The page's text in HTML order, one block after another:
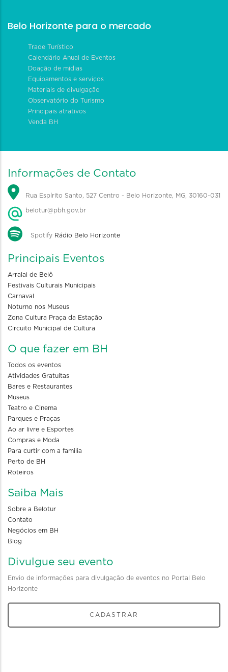
Belo Horizonte para o mercado
Trade Turístico
Calendário Anual de Eventos
Doação de mídias
Equipamentos e serviços
Materiais de divulgação
Observatório do Turismo
Principais atrativos
Venda BH
Informações de Contato
Rua Espírito Santo, 527 Centro - Belo Horizonte, MG, 30160-031
belotur@pbh.gov.br
Spotify Rádio Belo Horizonte
Principais Eventos
Arraial de Belô
Festivais Culturais Municipais
Carnaval
Noturno nos Museus
Zona Cultura Praça da Estação
Circuito Municipal de Cultura
O que fazer em BH
Todos os eventos
Atividades Gratuitas
Bares e Restaurantes
Museus
Teatro e Cinema
Parques e Praças
Ao ar livre e Esportes
Compras e Moda
Para curtir com a familia
Perto de BH
Roteiros
Saiba Mais
Sobre a Belotur
Contato
Negócios em BH
Blog
Divulgue seu evento
Envio de informações para divulgação de eventos no Portal Belo
Horizonte
CADASTRAR